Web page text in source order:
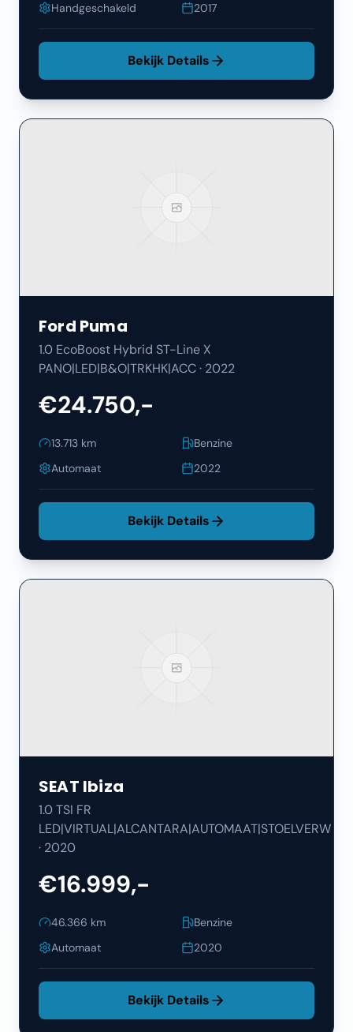
Handgeschakeld
2017
Bekijk Details
Ford Puma
1.0 EcoBoost Hybrid ST-Line X
PANO|LED|B&O|TRKHK|ACC· 2022
€24.750,-
13.713 km
Benzine
Automaat
2022
Bekijk Details
SEAT Ibiza
1.0 TSI FR
LED|VIRTUAL|ALCANTARA|AUTOMAAT|STOELVERW
· 2020
€16.999,-
46.366 km
Benzine
Automaat
2020
Bekijk Details